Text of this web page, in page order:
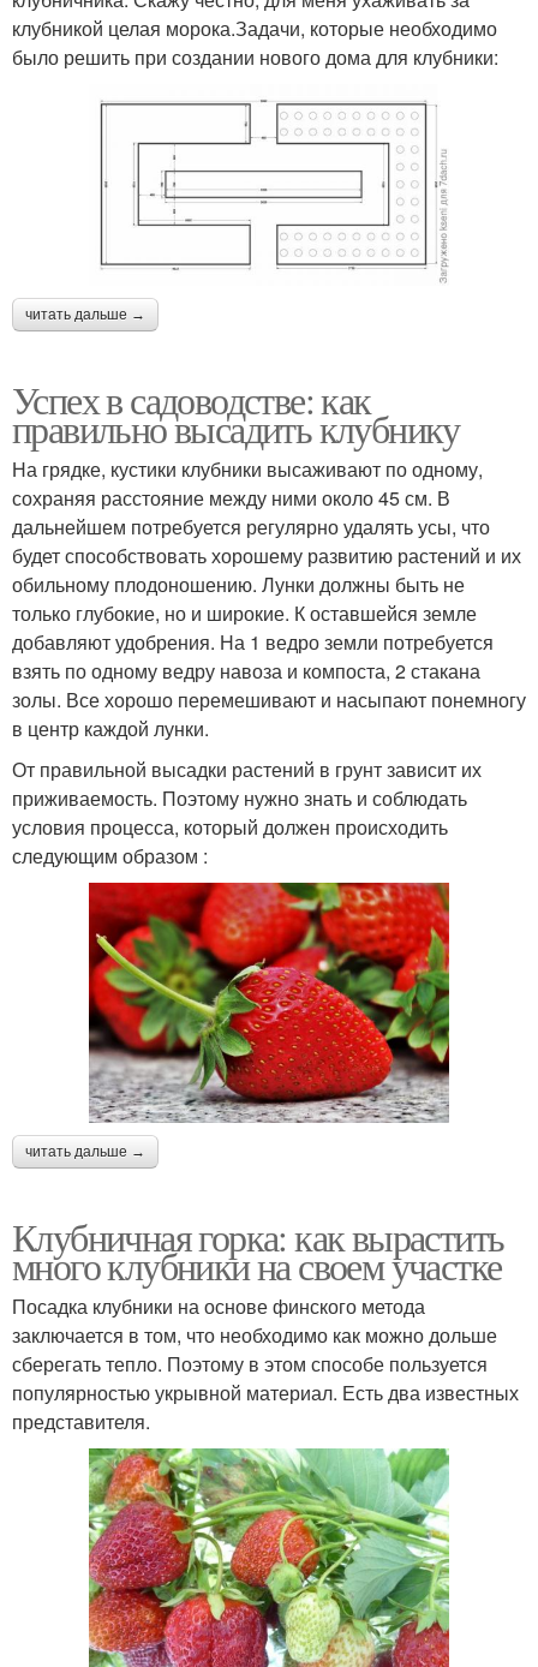
клубникой целая морока.Задачи, которые необходимо
было решить при создании нового дома для клубники:
читать дальше →
Успех в садоводстве: как
правильно высадить клубнику
На грядке, кустики клубники высаживают по одному,
сохраняя расстояние между ними около 45 см. В
дальнейшем потребуется регулярно удалять усы, что
будет способствовать хорошему развитию растений и их
обильному плодоношению. Лунки должны быть не
только глубокие, но и широкие. К оставшейся земле
добавляют удобрения. На 1 ведро земли потребуется
взять по одному ведру навоза и компоста, 2 стакана
золы. Все хорошо перемешивают и насыпают понемногу
в центр каждой лунки.
От правильной высадки растений в грунт зависит их
приживаемость. Поэтому нужно знать и соблюдать
условия процесса, который должен происходить
следующим образом :
читать дальше →
Клубничная горка: как вырастить
много клубники на своем участке
Посадка клубники на основе финского метода
заключается в том, что необходимо как можно дольше
сберегать тепло. Поэтому в этом способе пользуется
популярностью укрывной материал. Есть два известных
представителя.